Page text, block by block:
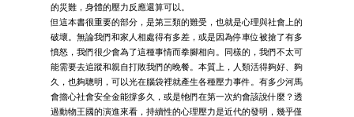
的災難，身體的壓力反應還算可以。
但這本書很重要的部分，是第三類的難受，也就是心理與社會上的
破壞。無論我們和家人相處得有多差，或是因為停車位被搶了有多
憤怒，我們很少會為了這種事情而拳腳相向。同樣的，我們不太可
能需要去追蹤和親自打敗我們的晚餐。本質上，人類活得夠好、夠
久，也夠聰明，可以光在腦袋裡就產生各種壓力事件。有多少河馬
會擔心社會安全金能撐多久，或是牠們在第一次約會該說什麼？透
過動物王國的演進來看，持續性的心理壓力是近代的發明，幾乎僅